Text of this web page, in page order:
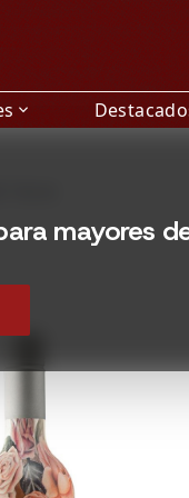
expand_more
mayores
750 M